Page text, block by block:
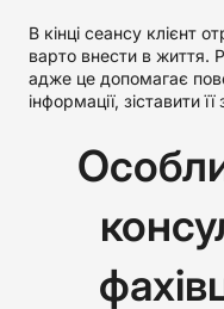
В кінці сеансу клієнт
варто внести в життя.
адже це допомагає
інформації, зіставити